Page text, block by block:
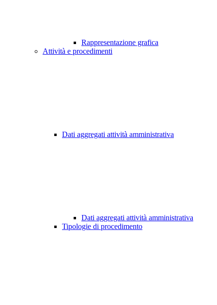
Rappresentazione grafica
Attività e procedimenti
Dati aggregati attività amministrativa
Dati aggregati attività amministrativa
Tipologie di procedimento